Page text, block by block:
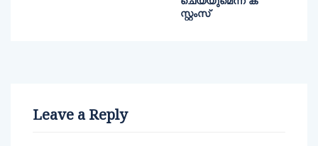
സ്റ്റംസ്
Leave a Reply